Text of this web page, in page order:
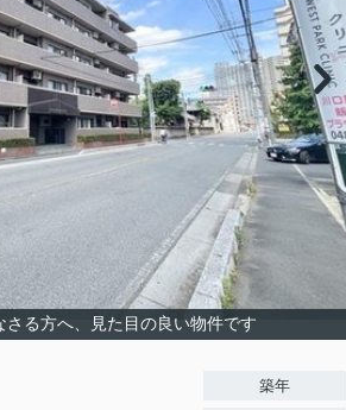
さる方へ、見た目の良い物件です
築年